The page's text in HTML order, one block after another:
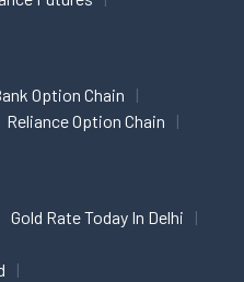
Option Chain
Reliance Option Chain
Gold Rate Today In Delhi